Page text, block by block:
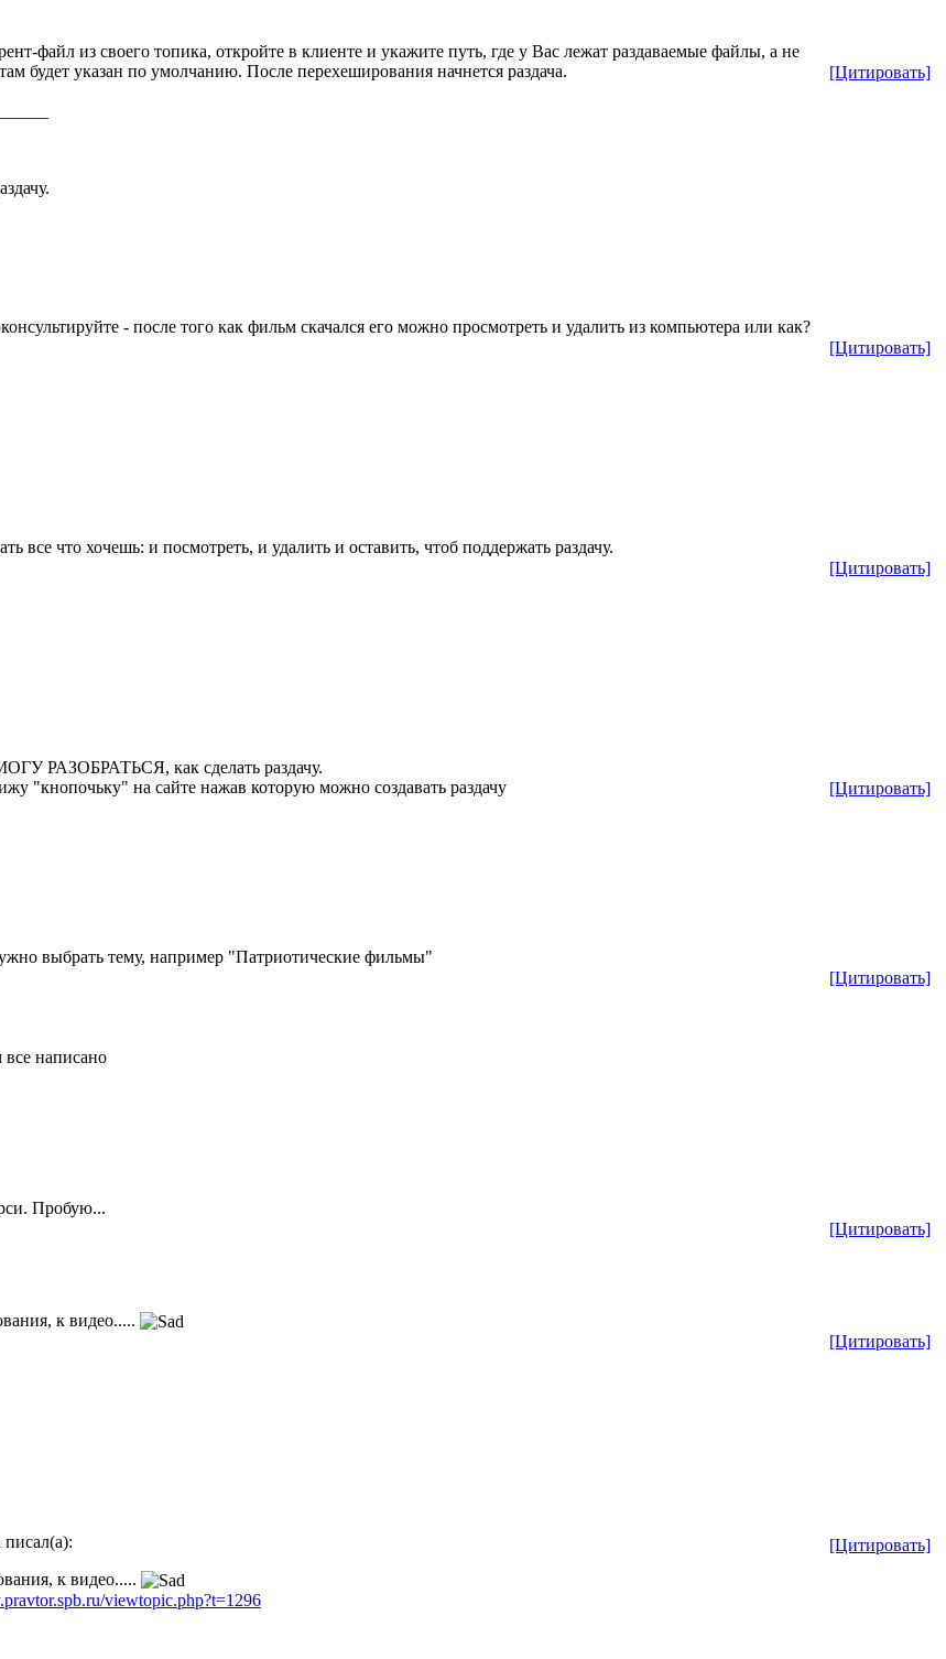
[Цитировать]
файл из своего топика, откройте в клиенте и укажите путь, где у Вас лежат раздаваемые файлы, а не
будет указан по умолчанию. После перехеширования начнется раздача.
[Цитировать]
- после того как фильм скачался его можно просмотреть и удалить из компьютера или как?
[Цитировать]
все что хочешь: и посмотреть, и удалить и оставить, чтоб поддержать раздачу.
[Цитировать]
РАЗОБРАТЬСЯ, как сделать раздачу.
"кнопочьку" на сайте нажав которую можно создавать раздачу
[Цитировать]
выбрать тему, например "Патриотические фильмы"
все написано
[Цитировать]
Пробую...
[Цитировать]
к видео.....
[Цитировать]
писал(а):
к видео.....
viewtopic.php?t=1296